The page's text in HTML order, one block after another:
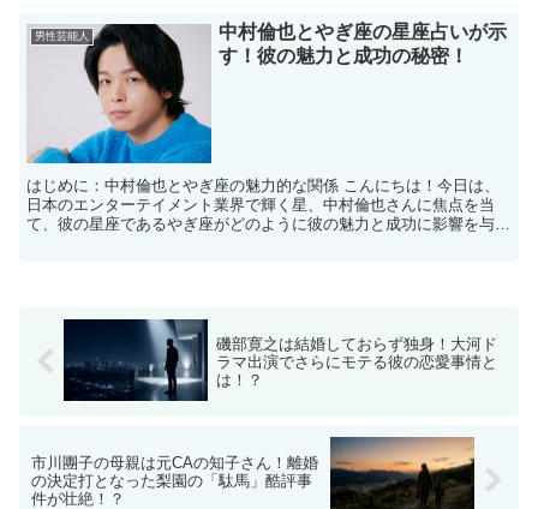
男性芸能人
中村倫也とやぎ座の星座占いが示
す！彼の魅力と成功の秘密！
はじめに：中村倫也とやぎ座の魅力的な関係 こんにちは！今日は、
日本のエンターテイメント業界で輝く星、中村倫也さんに焦点を当
て、彼の星座であるやぎ座がどのように彼の魅力と成功に影響を与え
磯部寛之は結婚しておらず独身！大河ド
ラマ出演でさらにモテる彼の恋愛事情と
は！？
市川團子の母親は元CAの知子さん！離婚
の決定打となった梨園の「駄馬」酷評事
件が壮絶！？